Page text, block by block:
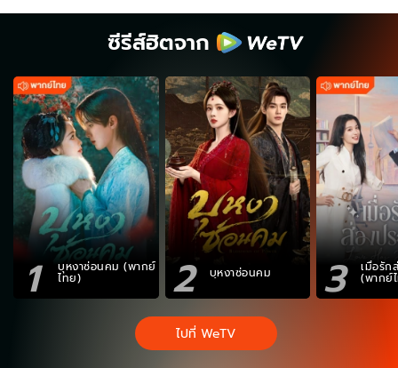
ซีรีส์ฮิตจาก
1 บุหงาซ่อนคม (พากย์
ไทย) 2 บุหงาซ่อนคม 3 เมื่อรัก
(พากย์
ไปที่ WeTV